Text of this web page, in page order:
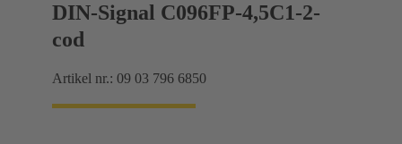
DIN-Signal C096FP-4,5C1-2-
cod
Artikel nr.: 09 03 796 6850